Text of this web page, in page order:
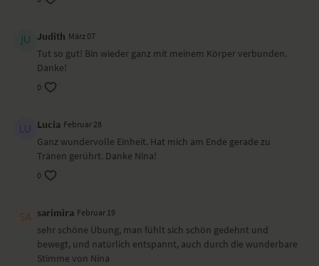
Nina bietet einige Varianten an, um die Dehnungen intensiver zu
machen. Gehe nur so weit mit, wie es sich für dich heute richtig
anfühlt.
Lege dir gerne einen Block und einen Gurt oder Schal bereit. Wenn du
Ort und Ausstattung
Dieses Video haben wir im Studioberlin gedreht. Nina übt auf einer
Matte von
Judith März 07
Tut so gut! Bin wieder ganz mit meinem Körper verbunden.
Danke!
0
Lucia Februar 28
Ganz wundervolle Einheit. Hat mich am Ende gerade zu
Tränen gerührt. Danke Nina!
0
sarimira Februar 19
sehr schöne Übung, man fühlt sich schön gedehnt und
bewegt, und natürlich entspannt, auch durch die wunderbare
Stimme von Nina